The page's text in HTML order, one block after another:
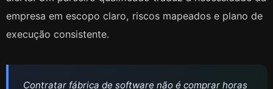
empresa em escopo claro, riscos mapeados e plano de
execução consistente.
Contratar fábrica de software não é comprar horas